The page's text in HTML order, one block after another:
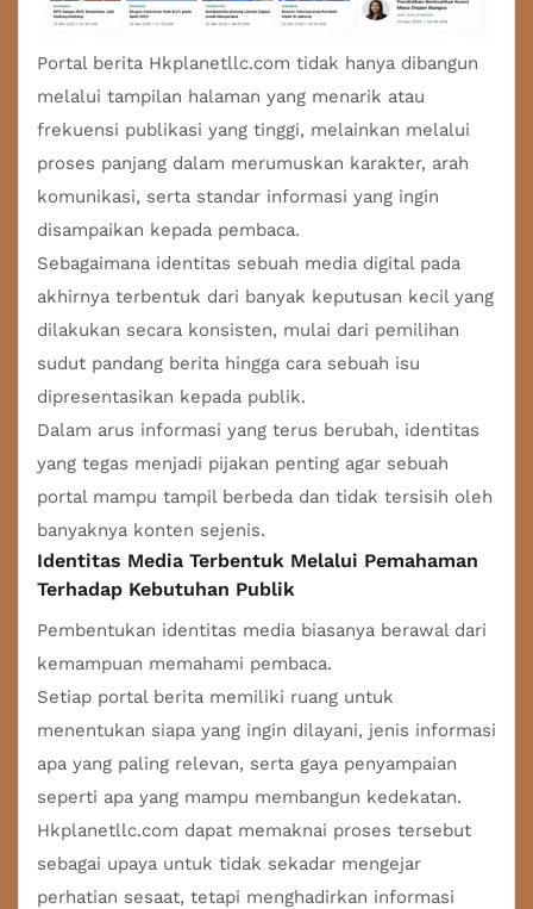
Portal berita Hkplanetllc.com tidak hanya dibangun
melalui tampilan halaman yang menarik atau
frekuensi publikasi yang tinggi, melainkan melalui
proses panjang dalam merumuskan karakter, arah
komunikasi, serta standar informasi yang ingin
disampaikan kepada pembaca.
Sebagaimana identitas sebuah media digital pada
akhirnya terbentuk dari banyak keputusan kecil yang
dilakukan secara konsisten, mulai dari pemilihan
sudut pandang berita hingga cara sebuah isu
dipresentasikan kepada publik.
Dalam arus informasi yang terus berubah, identitas
yang tegas menjadi pijakan penting agar sebuah
portal mampu tampil berbeda dan tidak tersisih oleh
banyaknya konten sejenis.
Identitas Media Terbentuk Melalui Pemahaman
Terhadap Kebutuhan Publik
Pembentukan identitas media biasanya berawal dari
kemampuan memahami pembaca.
Setiap portal berita memiliki ruang untuk
menentukan siapa yang ingin dilayani, jenis informasi
apa yang paling relevan, serta gaya penyampaian
seperti apa yang mampu membangun kedekatan.
Hkplanetllc.com dapat memaknai proses tersebut
sebagai upaya untuk tidak sekadar mengejar
perhatian sesaat, tetapi menghadirkan informasi